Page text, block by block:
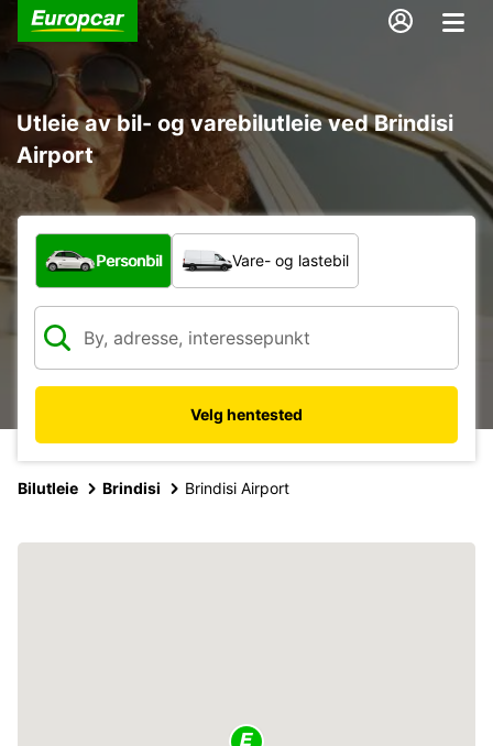
Utleie av bil- og varebilutleie ved Brindisi
Airport
Hvilken type bil?
Personbil Vare- og lastebil
Velg hentested
Bilutleie Brindisi Brindisi Airport